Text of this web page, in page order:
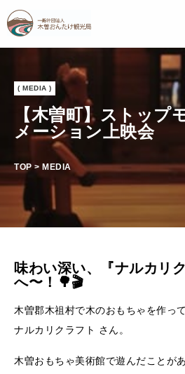
( MEDIA )
【木曽町】ストップ
メーション上映会
TOP > MEDIA
味わい深い、『ナルカリ
へ〜！🌳🎬
木曽郡木祖村で木のおもちゃを作っ
ナルカリクラフト さん。
木曽おもちゃ美術館で遊んだことが